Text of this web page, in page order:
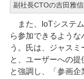
副社長CTOの吉田雅信
また、IoTシステ
ら参加できるよう
う。氏は、ジャス
と、ユーザーへの
と強調し、「参画